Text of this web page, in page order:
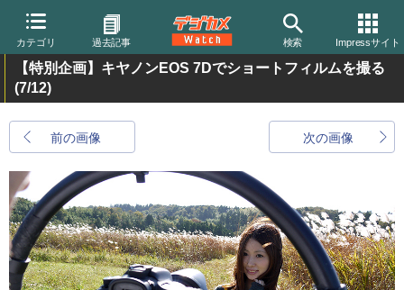
カテゴリ 過去記事 検索 Impressサイト
【特別企画】キヤノンEOS 7Dでショートフィルムを撮る
(7/12)
前の画像 次の画像